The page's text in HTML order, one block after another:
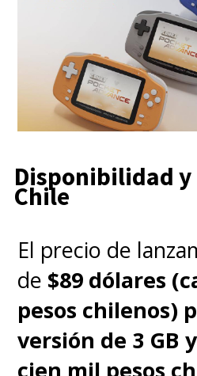
Disponibilidad y
Chile
El precio de
de $89 dólares
pesos chilenos)
versión de 3 GB
cien mil pesos